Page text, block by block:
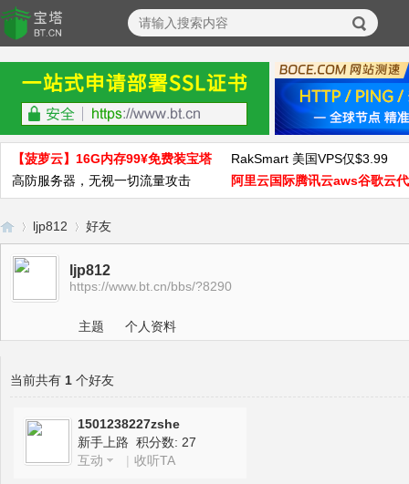
【菠萝云】16G内存99¥免费装宝塔
RakSmart 美国VPS仅$3.99
高防服务器，无视一切流量攻击
阿里云国际腾讯云aws谷歌云
宝›
ljp812 好友
ljp812
https://www.bt.cn/bbs/?8290
主题 个人资料
当前共有 1 个好友
1501238227zshe
新手上路 积分数: 27
互动
| 收听TA